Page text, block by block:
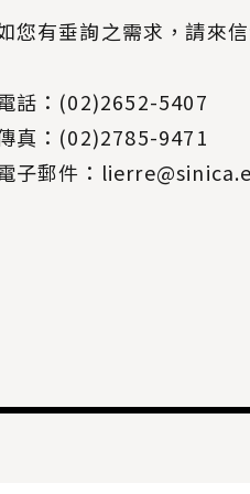
您有垂詢之需求，請來
話：(02)2652-5407
真：(02)2785-9471
子郵件：